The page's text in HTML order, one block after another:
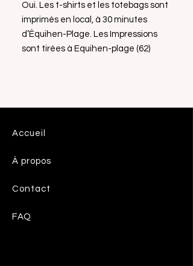
Oui. Les t-shirts et les totebags sont
imprimés en local, à 30 minutes
d’Équihen-Plage. Les Impressions
sont tirées à Equihen-plage (62)
Accueil
À propos
Contact
FAQ